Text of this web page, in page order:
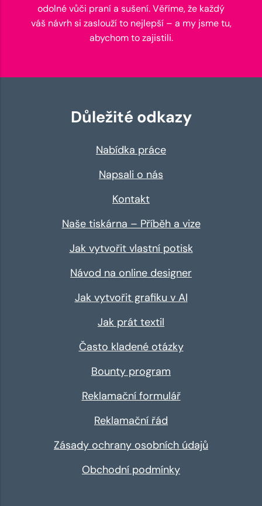
odolné vůči praní a sušení. Věříme, že každý
váš návrh si zaslouží to nejlepší – a my jsme tu,
abychom to zajistili.
Důležité odkazy
Nabídka práce
Napsali o nás
Kontakt
Naše tiskárna – Příběh a vize
Jak vytvořit vlastní potisk
Návod na online designer
Jak vytvořit grafiku v AI
Jak prát textil
Často kladené otázky
Bounty program
Reklamační formulář
Reklamační řád
Zásady ochrany osobních údajů
Obchodní podmínky